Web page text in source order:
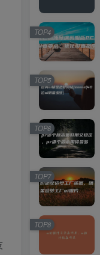
TOP4
TOP5
TOP6
TOP7
TOP8